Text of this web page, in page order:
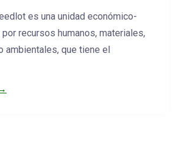
es una unidad económico-
recursos humanos, materiales,
ambientales, que tiene el